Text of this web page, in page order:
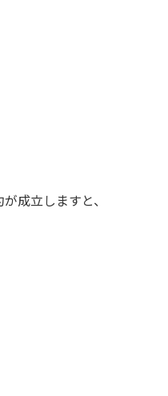
成立しますと、